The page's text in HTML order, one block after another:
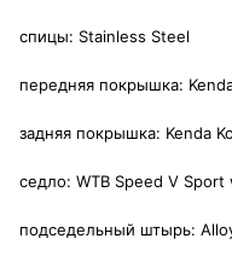
спицы: Stainless Steel
передняя покрышка:
задняя покрышка: Kenda
седло: WTB Speed V
подседельный штырь: